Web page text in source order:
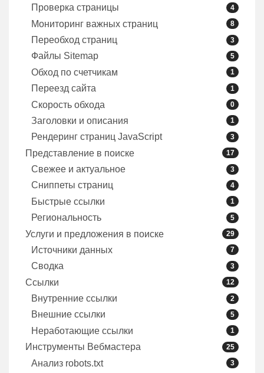
Проверка страницы 4
Мониторинг важных страниц 8
Переобход страниц 3
Файлы Sitemap 5
Обход по счетчикам 1
Переезд сайта 1
Скорость обхода 0
Заголовки и описания 1
Рендеринг страниц JavaScript 3
Представление в поиске 17
Свежее и актуальное 3
Сниппеты страниц 4
Быстрые ссылки 1
Региональность 5
Услуги и предложения в поиске 29
Источники данных 7
Сводка 3
Ссылки 12
Внутренние ссылки 2
Внешние ссылки 5
Неработающие ссылки 1
Инструменты Вебмастера 25
Анализ robots.txt 3